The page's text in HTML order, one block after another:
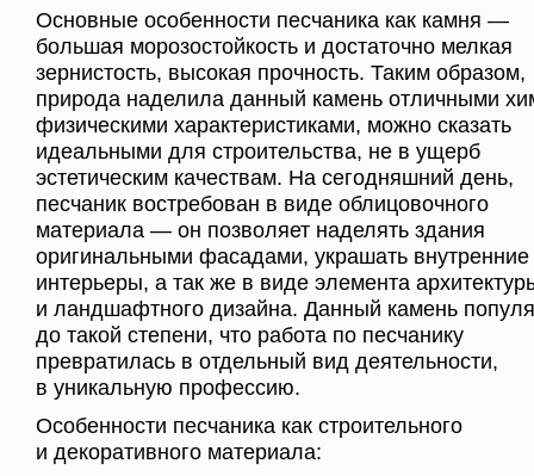
Основные особенности песчаника как камня —
большая морозостойкость и достаточно мелкая
зернистость, высокая прочность. Таким образом,
природа наделила данный камень отличными
физическими характеристиками, можно сказать
идеальными для строительства, не в ущерб
эстетическим качествам. На сегодняшний день,
песчаник востребован в виде облицовочного
материала — он позволяет наделять здания
оригинальными фасадами, украшать внутренние
интерьеры, а так же в виде элемента
и ландшафтного дизайна. Данный камень
до такой степени, что работа по песчанику
превратилась в отдельный вид деятельности,
в уникальную профессию.
Особенности песчаника как строительного
и декоративного материала: